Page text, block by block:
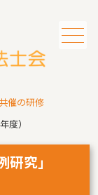
催の研修
度）
究」